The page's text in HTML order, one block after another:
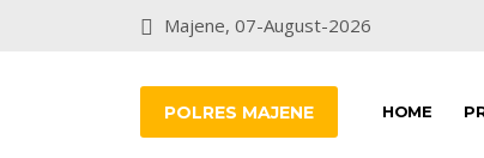
Majene, 07-August-2026
POLRES MAJENE HOME